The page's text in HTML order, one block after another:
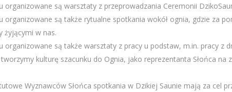
organizowane są warsztaty z przeprowadzania Ceremonii
organizowane są także rytualne spotkania wokół ognia, gdzie za
żyjącymi w nas.
organizowane są także warsztaty z pracy u podstaw, m.in. pracy z
kulturę szacunku do Ognia, jako reprezentanta Słońca na
Wyznawców Słońca spotkania w Dzikiej Saunie mają za cel